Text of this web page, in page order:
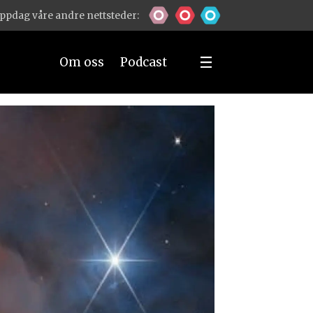
våre andre nettsteder:
Om oss Podcast